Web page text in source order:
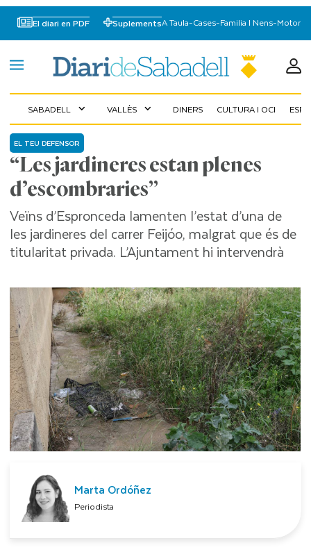
El diari en PDF SuplementsA Taula-Cases-Familia I Nens-Motor
SABADELL expand_more VALLÈS expand_more DINERS CULTURA I OCI
“Les jardineres estan plenes
d’escombraries”
EL TEU DEFENSOR
Veïns d’Espronceda lamenten l’estat d’una de
les jardineres del carrer Feijóo, malgrat que és de
titularitat privada. L’Ajuntament hi intervendrà
Marta Ordóñez
Periodista